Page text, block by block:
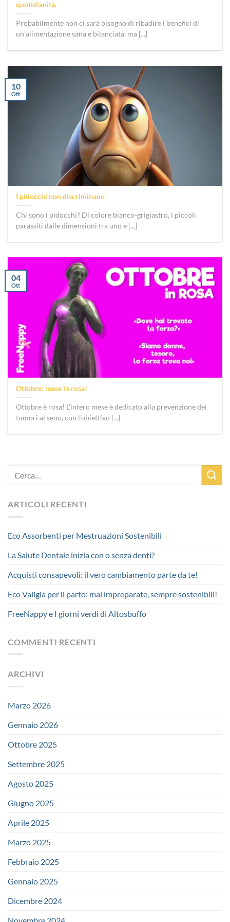
ARTICOLI RECENTI
Eco Assorbenti per Mestruazioni Sostenibili
La Salute Dentale inizia con o senza denti?
Acquisti consapevoli: il vero cambiamento parte da te!
Eco Valigia per il parto: mai impreparate, sempre sostenibili!
FreeNappy e I giorni verdi di Altosbuffo
COMMENTI RECENTI
ARCHIVI
Marzo 2026
Gennaio 2026
Ottobre 2025
Settembre 2025
Agosto 2025
Giugno 2025
Aprile 2025
Marzo 2025
Febbraio 2025
Gennaio 2025
Dicembre 2024
quotidianità.
Probabilmente non ci sarà bisogno di ribadire i benefici di
un’alimentazione sana e bilanciata, ma [...]
I pidocchi non discriminano
Chi sono i pidocchi? Di colore bianco-grigiastro, i piccoli
parassiti dalle dimensioni tra uno e [...]
10
Ott
Ottobre: mese in rosa!
Ottobre è rosa! L’intero mese è dedicato alla prevenzione dei
tumori al seno, con l’obiettivo [...]
04
Ott